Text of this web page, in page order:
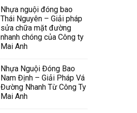
Nhựa nguội đóng bao
Thái Nguyên – Giải pháp
sửa chữa mặt đường
nhanh chóng của Công ty
Mai Anh
Nhựa Nguội Đóng Bao
Nam Định – Giải Pháp Vá
Đường Nhanh Từ Công Ty
Mai Anh